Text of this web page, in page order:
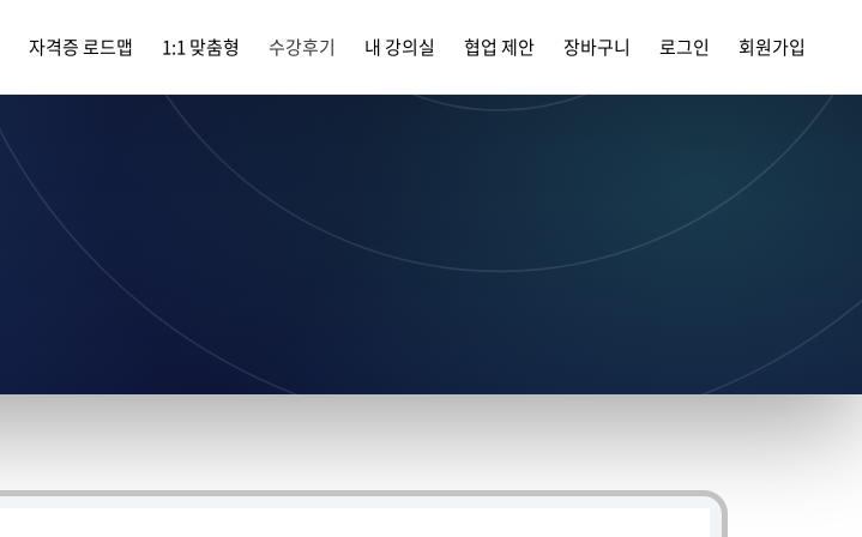
자격증 로드맵 1:1 맞춤형 수강후기 내 강의실 협업 제안 장바구니 로그인 회원가입